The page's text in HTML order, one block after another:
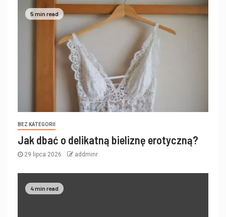
5 min read
BEZ KATEGORII
Jak dbać o delikatną bieliznę erotyczną?
29 lipca 2026 addminr
4 min read